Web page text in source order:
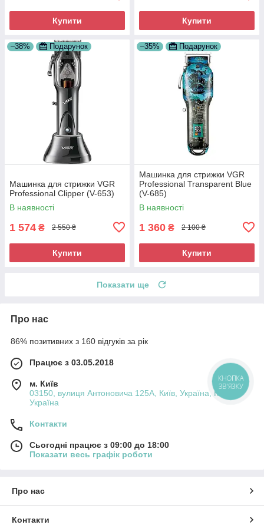
Купити Купити
–38% Подарунок
Машинка для стрижки VGR
Professional Clipper (V-653)
В наявності
1 574 ₴ 2 550 ₴
Купити
–35% Подарунок
Машинка для стрижки VGR
Professional Transparent Blue
(V-685)
В наявності
1 360 ₴ 2 100 ₴
Купити
Показати ще
Про нас
86% позитивних з 160 відгуків за рік
Працює з 03.05.2018
м. Київ
03150, вулиця Антоновича 125А, Київ, Україна, Київ,
Україна
Контакти
Сьогодні працює з 09:00 до 18:00
Показати весь графік роботи
Про нас
Контакти